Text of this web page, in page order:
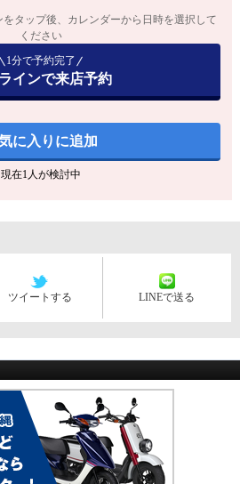
をタップ後、カレンダーから日時を選択して
ください
1分で予約完了
インで来店予約
に入りに追加
現在1人が検討中
ツイートする LINEで送る